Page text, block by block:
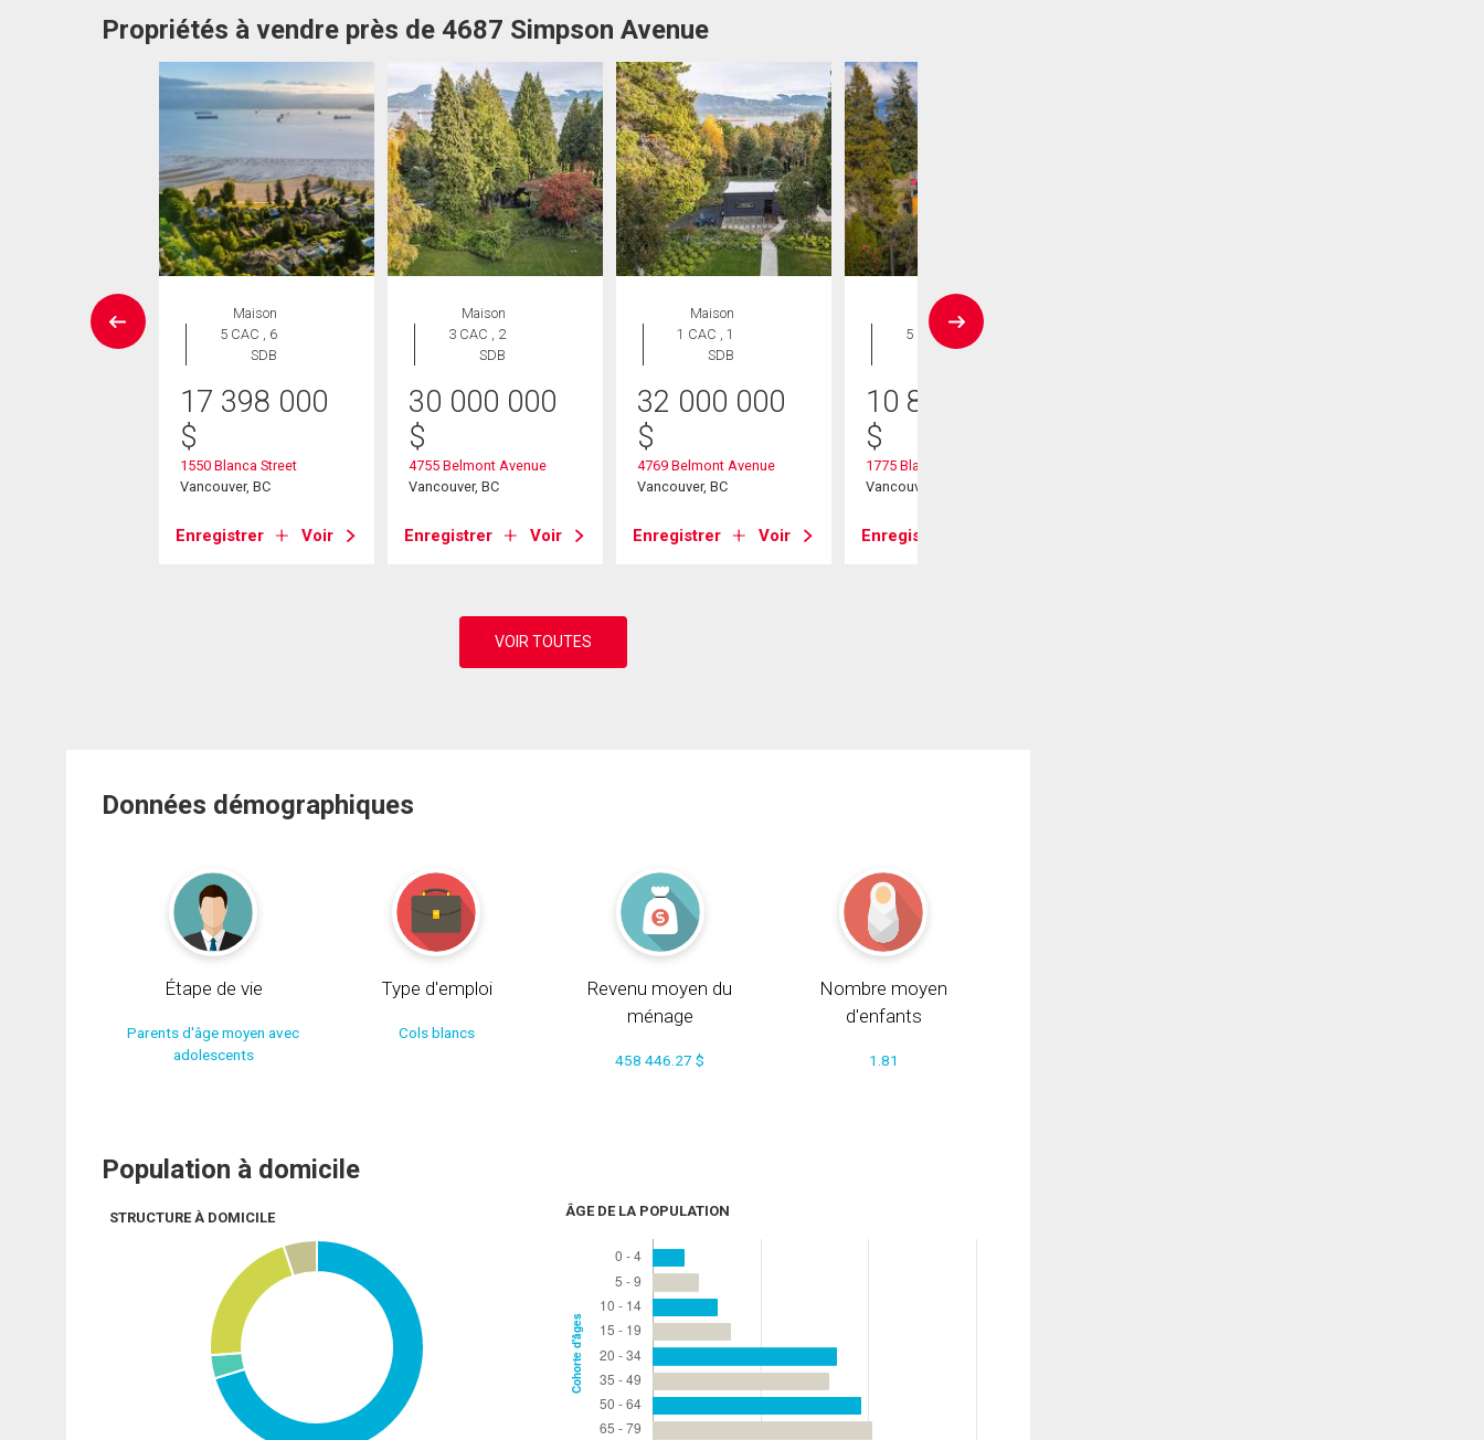
Propriétés à vendre près de 4687 Simpson Avenue
Maison
5 CAC , 6
SDB
17 398 000
$
1550 Blanca Street
Vancouver, BC
Enregistrer Voir
Maison
3 CAC , 2
SDB
30 000 000
$
4755 Belmont Avenue
Vancouver, BC
Enregistrer Voir
Maison
1 CAC , 1
SDB
32 000 000
$
4769 Belmont Avenue
Vancouver, BC
Enregistrer Voir
Maison
5 CAC , 7
10 895 000
$
1775 Blanca Street
Vancouver, BC
Enregistrer
Données démographiques
Étape de vie
Parents d'âge moyen avec
adolescents
Type d'emploi
Cols blancs
Revenu moyen du
ménage
458 446.27 $
Nombre moyen
d'enfants
1.81
Population à domicile
STRUCTURE À DOMICILE ÂGE DE LA POPULATION